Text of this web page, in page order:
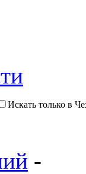
Искать только в
-